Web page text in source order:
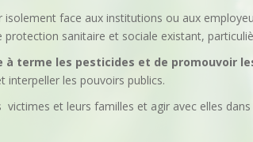
face aux institutions ou aux
sanitaire et sociale existant,
à terme les pesticides et de promouvoir
interpeller les pouvoirs publics.
et leurs familles et agir avec elles